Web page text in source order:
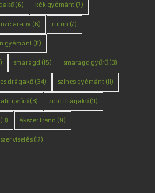
(6) kék gyémánt (7)
arany (6) rubin (7)
gyémánt (11)
smaragd (15) smaragd gyűrű(8)
drágakő(34) színes gyémánt (11)
gyűrű(8) zöld drágakő(11)
(8) ékszer trend (9)
viselés(17)